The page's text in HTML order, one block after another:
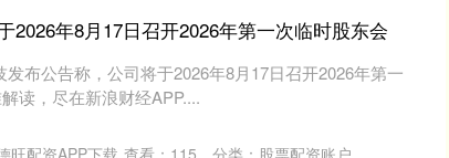
2026年8月17日召开2026年第一次临时股东会
布公告称，公司将于2026年8月17日召开2026年第一
读，尽在新浪财经APP....
旺配资APP下载 查看： 115 分类： 股票配资账户